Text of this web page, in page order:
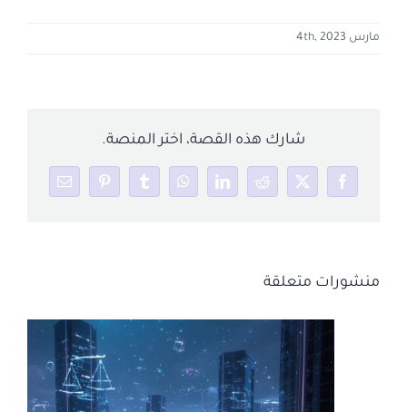
مارس 4th, 2023
شارك هذه القصة، اختر المنصة.
Facebook
X
Reddit
LinkedIn
WhatsApp
Tumblr
Pinterest
Email
منشورات متعلقة